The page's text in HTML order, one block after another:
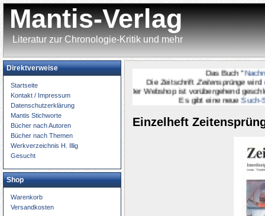
Mantis-Verlag
Literatur zur Chronologie-Kritik und mehr
Das Buch "Nachruf
Die ZeitschriftZeitensprüngewird
Der Webshop ist vorübergehend
Es gibt eine neueSuch-Seite
Einzelheft
Direktverweise
Startseite
Kontakt / Impressum
Datenschutzerklärung
Mantis Stichworte
Bücher nach Autoren
Bücher nach Themen
Werkverzeichnis H. Illig
Gesucht
Shop
Warenkorb
Versandkosten